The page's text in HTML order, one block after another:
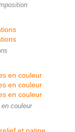
couleur